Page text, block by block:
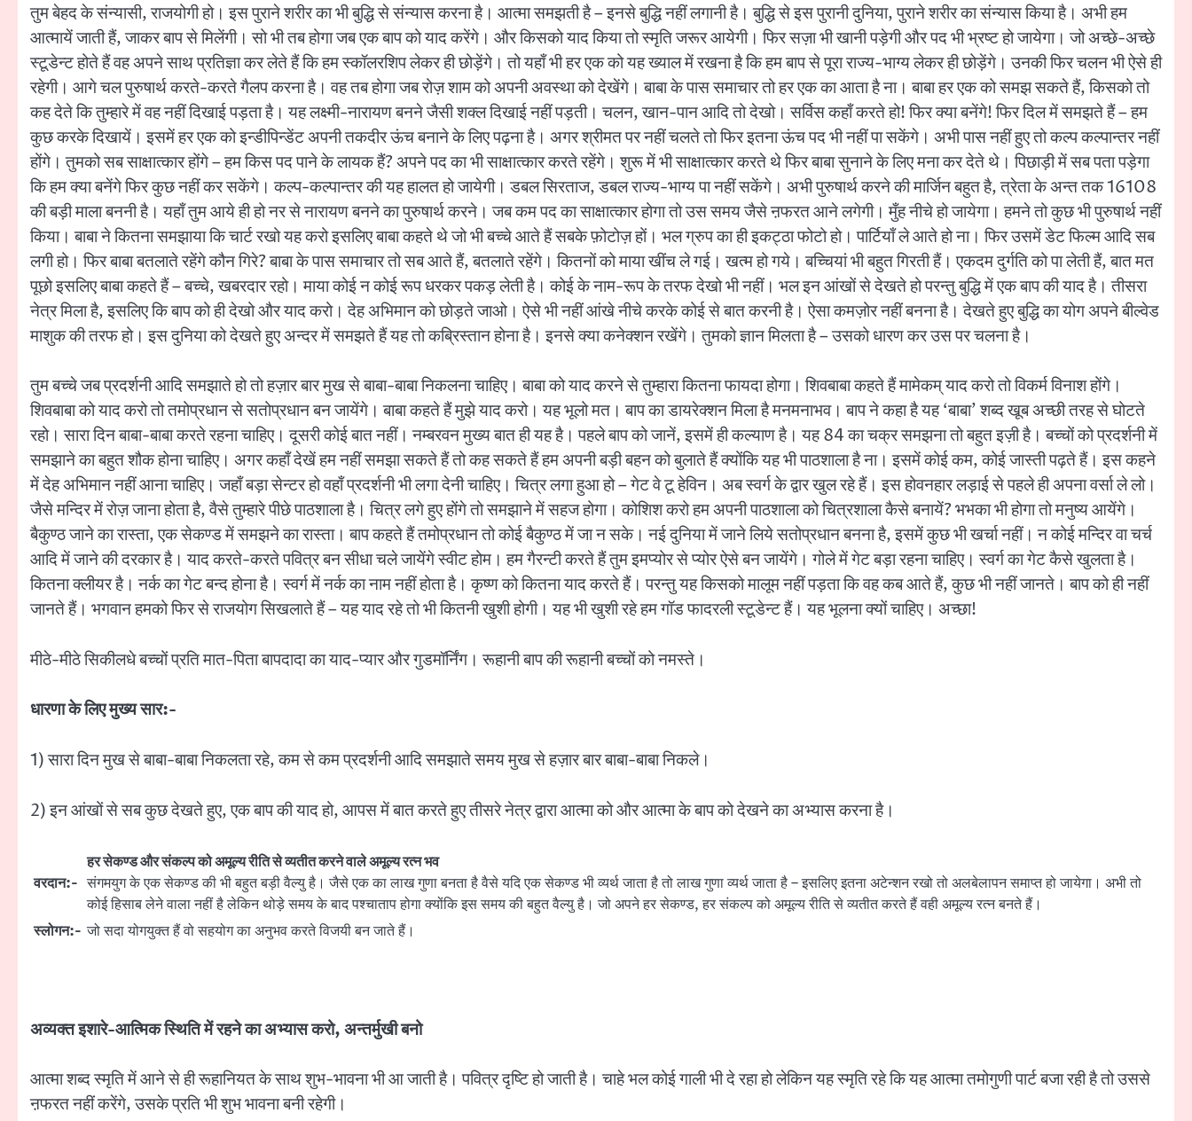
तुम बेहद के संन्यासी, राजयोगी हो। इस पुराने शरीर का भी बुद्धि से संन्यास करना है। आत्मा समझती है – इनसे बुद्धि नहीं लगानी है। बुद्धि से इस पुरानी दुनिया, पुराने शरीर का संन्यास किया है। अभी हम
आत्मायें जाती हैं, जाकर बाप से मिलेंगी। सो भी तब होगा जब एक बाप को याद करेंगे। और किसको याद किया तो स्मृति जरूर आयेगी। फिर सज़ा भी खानी पड़ेगी और पद भी भ्रष्ट हो जायेगा। जो अच्छे-अच्छे
स्टूडेन्ट होते हैं वह अपने साथ प्रतिज्ञा कर लेते हैं कि हम स्कॉलरशिप लेकर ही छोड़ेंगे। तो यहाँ भी हर एक को यह ख्याल में रखना है कि हम बाप से पूरा राज्य-भाग्य लेकर ही छोड़ेंगे। उनकी फिर चलन भी ऐसे ही
रहेगी। आगे चल पुरुषार्थ करते-करते गैलप करना है। वह तब होगा जब रोज़ शाम को अपनी अवस्था को देखेंगे। बाबा के पास समाचार तो हर एक का आता है ना। बाबा हर एक को समझ सकते हैं, किसको तो
कह देते कि तुम्हारे में वह नहीं दिखाई पड़ता है। यह लक्ष्मी-नारायण बनने जैसी शक्ल दिखाई नहीं पड़ती। चलन, खान-पान आदि तो देखो। सर्विस कहाँ करते हो! फिर क्या बनेंगे! फिर दिल में समझते हैं – हम
कुछ करके दिखायें। इसमें हर एक को इन्डीपिन्डेंट अपनी तकदीर ऊंच बनाने के लिए पढ़ना है। अगर श्रीमत पर नहीं चलते तो फिर इतना ऊंच पद भी नहीं पा सकेंगे। अभी पास नहीं हुए तो कल्प कल्पान्तर नहीं
होंगे। तुमको सब साक्षात्कार होंगे – हम किस पद पाने के लायक हैं? अपने पद का भी साक्षात्कार करते रहेंगे। शुरू में भी साक्षात्कार करते थे फिर बाबा सुनाने के लिए मना कर देते थे। पिछाड़ी में सब पता पड़ेगा
कि हम क्या बनेंगे फिर कुछ नहीं कर सकेंगे। कल्प-कल्पान्तर की यह हालत हो जायेगी। डबल सिरताज, डबल राज्य-भाग्य पा नहीं सकेंगे। अभी पुरुषार्थ करने की मार्जिन बहुत है, त्रेता के अन्त तक 16108
की बड़ी माला बननी है। यहाँ तुम आये ही हो नर से नारायण बनने का पुरुषार्थ करने। जब कम पद का साक्षात्कार होगा तो उस समय जैसे ऩफरत आने लगेगी। मुँह नीचे हो जायेगा। हमने तो कुछ भी पुरुषार्थ नहीं
किया। बाबा ने कितना समझाया कि चार्ट रखो यह करो इसलिए बाबा कहते थे जो भी बच्चे आते हैं सबके फ़ोटोज़ हों। भल ग्रुप का ही इकट्ठा फोटो हो। पार्टियाँ ले आते हो ना। फिर उसमें डेट फिल्म आदि सब
लगी हो। फिर बाबा बतलाते रहेंगे कौन गिरे? बाबा के पास समाचार तो सब आते हैं, बतलाते रहेंगे। कितनों को माया खींच ले गई। खत्म हो गये। बच्चियां भी बहुत गिरती हैं। एकदम दुर्गति को पा लेती हैं, बात मत
पूछो इसलिए बाबा कहते हैं – बच्चे, खबरदार रहो। माया कोई न कोई रूप धरकर पकड़ लेती है। कोई के नाम-रूप के तरफ देखो भी नहीं। भल इन आंखों से देखते हो परन्तु बुद्धि में एक बाप की याद है। तीसरा
नेत्र मिला है, इसलिए कि बाप को ही देखो और याद करो। देह अभिमान को छोड़ते जाओ। ऐसे भी नहीं आंखे नीचे करके कोई से बात करनी है। ऐसा कमज़ोर नहीं बनना है। देखते हुए बुद्धि का योग अपने बील्वेड
माशुक की तरफ हो। इस दुनिया को देखते हुए अन्दर में समझते हैं यह तो कब्रिस्तान होना है। इनसे क्या कनेक्शन रखेंगे। तुमको ज्ञान मिलता है – उसको धारण कर उस पर चलना है।
तुम बच्चे जब प्रदर्शनी आदि समझाते हो तो हज़ार बार मुख से बाबा-बाबा निकलना चाहिए। बाबा को याद करने से तुम्हारा कितना फायदा होगा। शिवबाबा कहते हैं मामेकम् याद करो तो विकर्म विनाश होंगे।
शिवबाबा को याद करो तो तमोप्रधान से सतोप्रधान बन जायेंगे। बाबा कहते हैं मुझे याद करो। यह भूलो मत। बाप का डायरेक्शन मिला है मनमनाभव। बाप ने कहा है यह ‘बाबा’ शब्द खूब अच्छी तरह से घोटते
रहो। सारा दिन बाबा-बाबा करते रहना चाहिए। दूसरी कोई बात नहीं। नम्बरवन मुख्य बात ही यह है। पहले बाप को जानें, इसमें ही कल्याण है। यह 84 का चक्र समझना तो बहुत इज़ी है। बच्चों को प्रदर्शनी में
समझाने का बहुत शौक होना चाहिए। अगर कहाँ देखें हम नहीं समझा सकते हैं तो कह सकते हैं हम अपनी बड़ी बहन को बुलाते हैं क्योंकि यह भी पाठशाला है ना। इसमें कोई कम, कोई जास्ती पढ़ते हैं। इस कहने
में देह अभिमान नहीं आना चाहिए। जहाँ बड़ा सेन्टर हो वहाँ प्रदर्शनी भी लगा देनी चाहिए। चित्र लगा हुआ हो – गेट वे टू हेविन। अब स्वर्ग के द्वार खुल रहे हैं। इस होवनहार लड़ाई से पहले ही अपना वर्सा ले लो।
जैसे मन्दिर में रोज़ जाना होता है, वैसे तुम्हारे पीछे पाठशाला है। चित्र लगे हुए होंगे तो समझाने में सहज होगा। कोशिश करो हम अपनी पाठशाला को चित्रशाला कैसे बनायें? भभका भी होगा तो मनुष्य आयेंगे।
बैकुण्ठ जाने का रास्ता, एक सेकण्ड में समझने का रास्ता। बाप कहते हैं तमोप्रधान तो कोई बैकुण्ठ में जा न सके। नई दुनिया में जाने लिये सतोप्रधान बनना है, इसमें कुछ भी खर्चा नहीं। न कोई मन्दिर वा चर्च
आदि में जाने की दरकार है। याद करते-करते पवित्र बन सीधा चले जायेंगे स्वीट होम। हम गैरन्टी करते हैं तुम इमप्योर से प्योर ऐसे बन जायेंगे। गोले में गेट बड़ा रहना चाहिए। स्वर्ग का गेट कैसे खुलता है।
कितना क्लीयर है। नर्क का गेट बन्द होना है। स्वर्ग में नर्क का नाम नहीं होता है। कृष्ण को कितना याद करते हैं। परन्तु यह किसको मालूम नहीं पड़ता कि वह कब आते हैं, कुछ भी नहीं जानते। बाप को ही नहीं
जानते हैं। भगवान हमको फिर से राजयोग सिखलाते हैं – यह याद रहे तो भी कितनी खुशी होगी। यह भी खुशी रहे हम गॉड फादरली स्टूडेन्ट हैं। यह भूलना क्यों चाहिए। अच्छा!
मीठे-मीठे सिकीलधे बच्चों प्रति मात-पिता बापदादा का याद-प्यार और गुडमॉर्निंग। रूहानी बाप की रूहानी बच्चों को नमस्ते।
धारणा के लिए मुख्य सार:-
1) सारा दिन मुख से बाबा-बाबा निकलता रहे, कम से कम प्रदर्शनी आदि समझाते समय मुख से हज़ार बार बाबा-बाबा निकले।
2) इन आंखों से सब कुछ देखते हुए, एक बाप की याद हो, आपस में बात करते हुए तीसरे नेत्र द्वारा आत्मा को और आत्मा के बाप को देखने का अभ्यास करना है।
वरदान:-
हर सेकण्ड और संकल्प को अमूल्य रीति से व्यतीत करने वाले अमूल्य रत्न भव
संगमयुग के एक सेकण्ड की भी बहुत बड़ी वैल्यु है। जैसे एक का लाख गुणा बनता है वैसे यदि एक सेकण्ड भी व्यर्थ जाता है तो लाख गुणा व्यर्थ जाता है – इसलिए इतना अटेन्शन रखो तो अलबेलापन समाप्त हो जायेगा। अभी तो
कोई हिसाब लेने वाला नहीं है लेकिन थोड़े समय के बाद पश्चाताप होगा क्योंकि इस समय की बहुत वैल्यु है। जो अपने हर सेकण्ड, हर संकल्प को अमूल्य रीति से व्यतीत करते हैं वही अमूल्य रत्न बनते हैं।
स्लोगन:- जो सदा योगयुक्त हैं वो सहयोग का अनुभव करते विजयी बन जाते हैं।
अव्यक्त इशारे-आत्मिक स्थिति में रहने का अभ्यास करो, अन्तर्मुखी बनो
आत्मा शब्द स्मृति में आने से ही रूहानियत के साथ शुभ-भावना भी आ जाती है। पवित्र दृष्टि हो जाती है। चाहे भल कोई गाली भी दे रहा हो लेकिन यह स्मृति रहे कि यह आत्मा तमोगुणी पार्ट बजा रही है तो उससे
ऩफरत नहीं करेंगे, उसके प्रति भी शुभ भावना बनी रहेगी।